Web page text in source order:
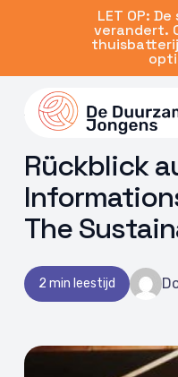
content
LET OP:
verandert.
19 Apr. 2024 |
Rückblick
The
2 min leestijd